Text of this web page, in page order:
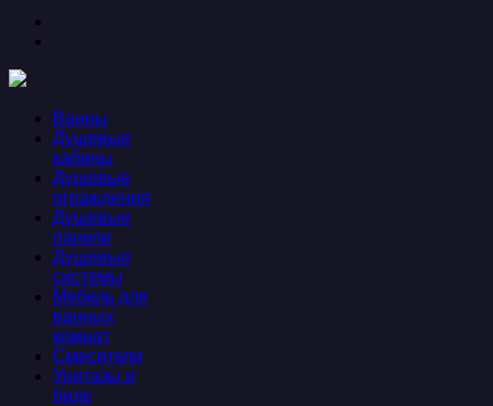
Ванны
Душевые
кабины
Душевые
ограждения
Душевые
панели
Душевые
системы
Мебель для
ванных
комнат
Смесители
Унитазы и
биде